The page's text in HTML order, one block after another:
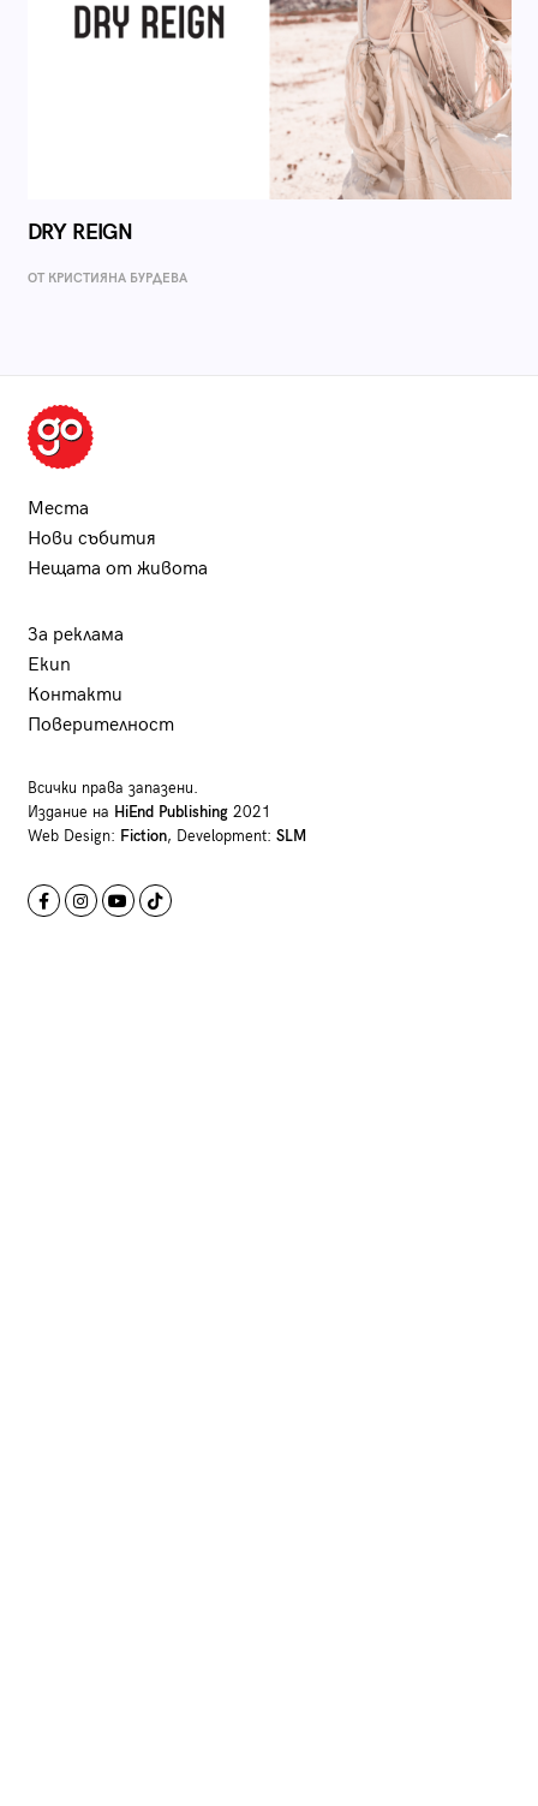
DRY REIGN
ОТ КРИСТИЯНА БУРДЕВА
Места
Нови събития
Нещата от живота
За реклама
Екип
Контакти
Поверителност
Всички права запазени.
Издание на HiEnd Publishing2021
Web Design: Fiction, Development: SLM